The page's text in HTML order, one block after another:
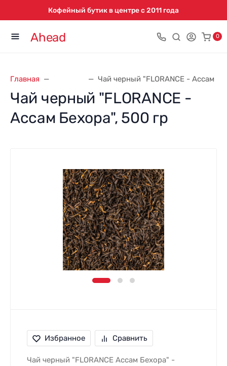
Кофейный бутик в центре с 2011 года
Ahead 0
Главная Чай черный "FLORANCE - Ассам
Чай черный "FLORANCE -
Ассам Бехора", 500 гр
Избранное Сравнить
Чай черный "FLORANCE Ассам Бехора" -